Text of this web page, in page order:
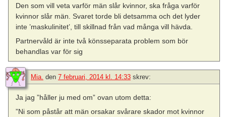
Den som vill veta varför män slår kvinnor, ska fråga varför
kvinnor slår män. Svaret torde bli detsamma och det lyder
inte ’maskulinitet’, till skillnad från vad många vill hävda.
Partnervåld är inte två könsseparata problem som bör
behandlas var för sig
Mia. den 7 februari, 2014 kl. 14:33 skrev:
Ja jag ”håller ju med om” ovan utom detta:
”Ni som påstår att män orsakar svårare skador mot kvinnor